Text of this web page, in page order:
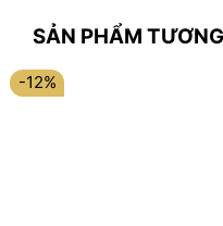
SẢN PHẨM
-12%